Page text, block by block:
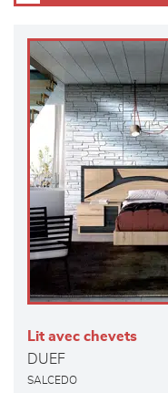
Lit avec chevets
DUEF
SALCEDO